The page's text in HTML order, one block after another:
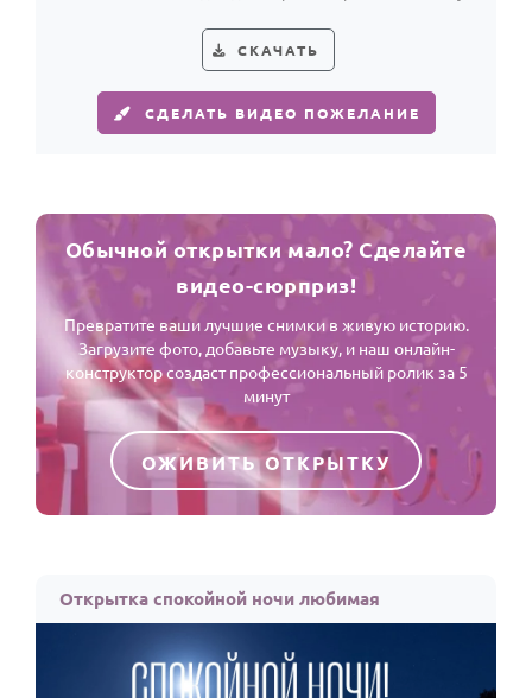
СКАЧАТЬ
СДЕЛАТЬ ВИДЕО ПОЖЕЛАНИЕ
Обычной открытки мало? Сделайте
видео-сюрприз!
Превратите ваши лучшие снимки в живую историю.
Загрузите фото, добавьте музыку, и наш онлайн-
конструктор создаст профессиональный ролик за 5
минут
ОЖИВИТЬ ОТКРЫТКУ
Открытка спокойной ночи любимая